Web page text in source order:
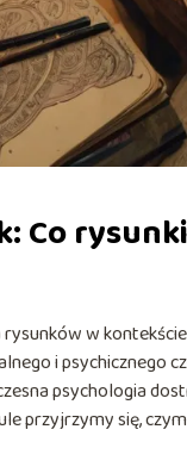
Co
w
i psychicznego
psychologia
przyjrzymy się,